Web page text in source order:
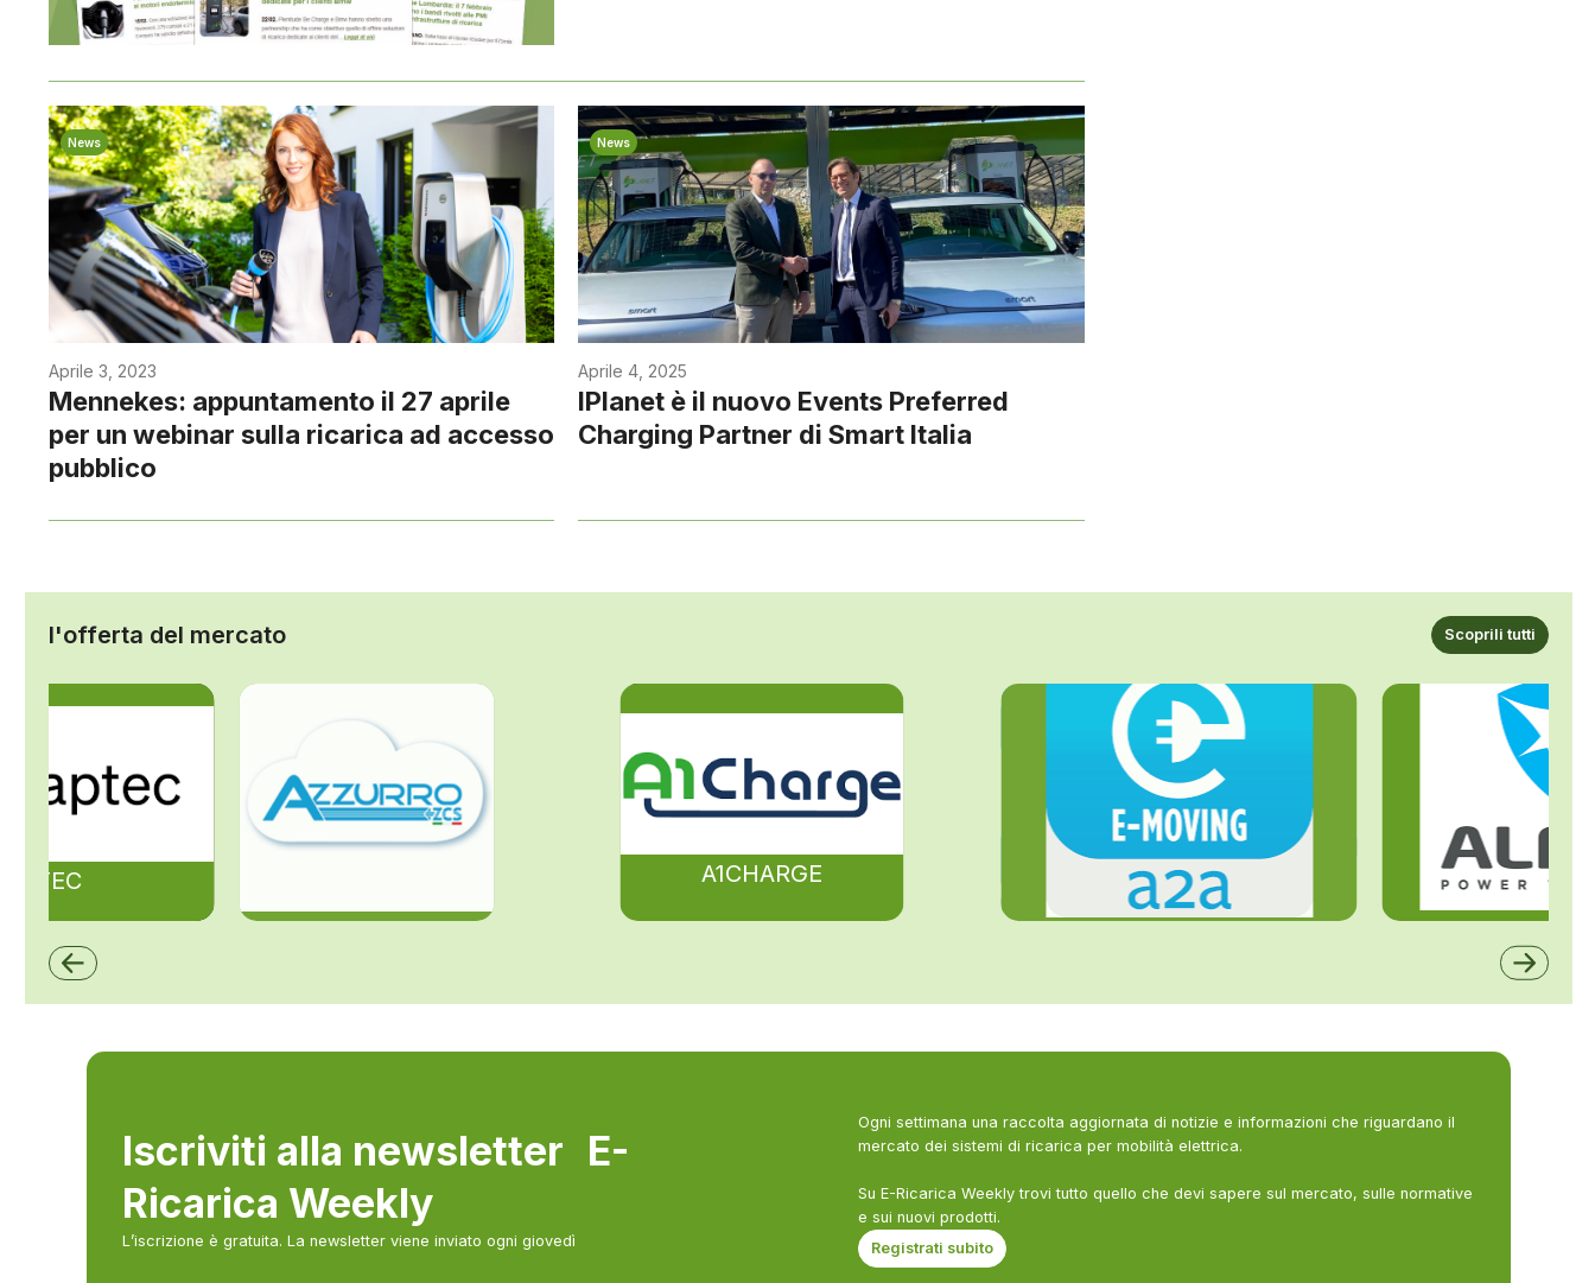
News
Aprile 3, 2023
Mennekes: appuntamento il 27 aprile
per un webinar sulla ricarica ad accesso
pubblico
News
Aprile 4, 2025
IPlanet è il nuovo Events Preferred
Charging Partner di Smart Italia
l'offerta del mercato Scoprili tutti
A1CHARGE
ZCS Azzurro
Iscriviti alla newsletter E-
Ricarica Weekly
L’iscrizione è gratuita. La newsletter viene inviato ogni giovedì
Ogni settimana una raccolta aggiornata di notizie e informazioni che riguardano il
mercato dei sistemi di ricarica per mobilità elettrica.
Su E-Ricarica Weekly trovi tutto quello che devi sapere sul mercato, sulle normative
e sui nuovi prodotti.
Registrati subito